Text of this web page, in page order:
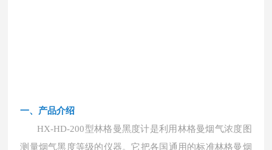
一、产品介绍
HX-HD-200型林格曼黑度计是利用林格曼烟气浓度图
测量烟气黑度等级的仪器。它把各国通用的标准林格曼烟